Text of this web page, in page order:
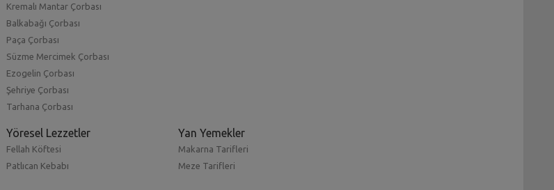
Kremalı Mantar Çorbası
Balkabağı Çorbası
Paça Çorbası
Süzme Mercimek Çorbası
Ezogelin Çorbası
Şehriye Çorbası
Tarhana Çorbası
Yöresel Lezzetler
Fellah Köftesi
Patlıcan Kebabı
Yan Yemekler
Makarna Tarifleri
Meze Tarifleri